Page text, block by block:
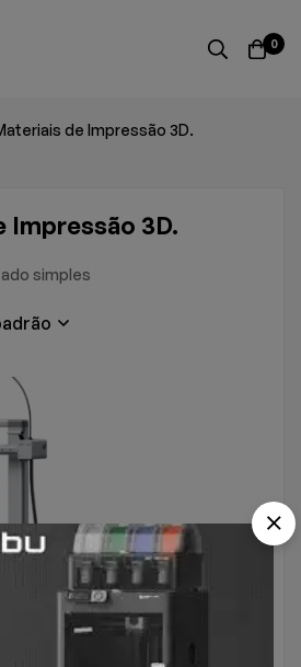
0
de Impressão 3D.
Impressão 3D.
simples